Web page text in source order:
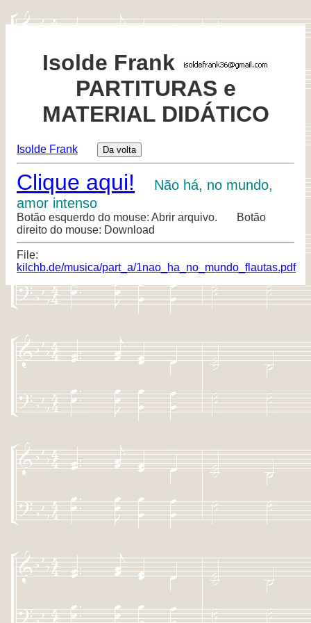
Isolde Frank
PARTITURAS e
MATERIAL DIDÁTICO
Isolde Frank
Clique aqui!
Não há, no mundo,
amor intenso
Botão esquerdo do mouse: Abrir arquivo. Botão
direito do mouse: Download
File:
kilchb.de/musica/part_a/1nao_ha_no_mundo_flautas.pdf